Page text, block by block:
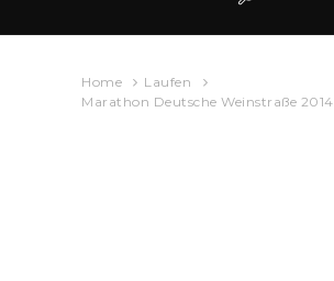
Home
Laufen
Marathon Deutsche Weinstraße 2014